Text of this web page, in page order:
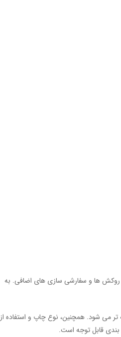
روکش ها و سفارشی سازی های اضافی. به
می شود. همچنین، نوع چاپ و استفاده از
قابل توجه است.